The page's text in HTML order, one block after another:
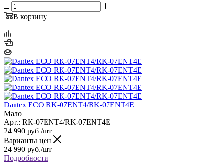
В корзину
Dantex ECO RK-07ENT4/RK-07ENT4E
Мало
Арт.: RK-07ENT4/RK-07ENT4E
24 990 руб./шт
Варианты цен
24 990 руб./шт
Подробности